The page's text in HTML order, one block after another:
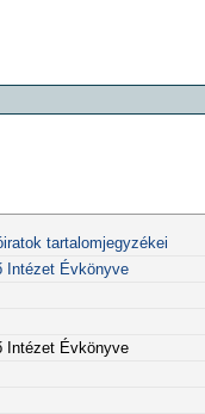
tartalomjegyzékei
Intézet Évkönyve
Intézet Évkönyve